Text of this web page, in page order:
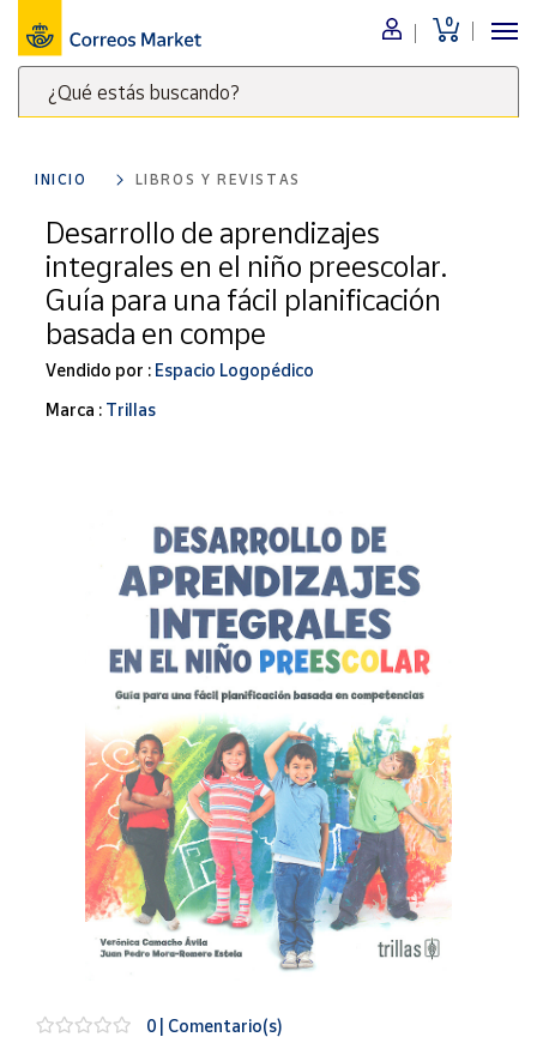
0
¿Qué estás buscando?
clave
para
buscar
productos
Correos
Market
Menú
Nuestro
catálogo
Alimentación
Bebidas
Ocio y cultura
Juguetes y
juegos
Libros y
Para Canarias,
Ceuta y Melilla
populares
Nuestros
vendedores
Market
INICIO LIBROS Y REVISTAS
Desarrollo de aprendizajes
integrales en el niño preescolar.
Guía para una fácil planificación
basada en compe
Vendido por : Espacio Logopédico
Marca : Trillas
0 | Comentario(s)